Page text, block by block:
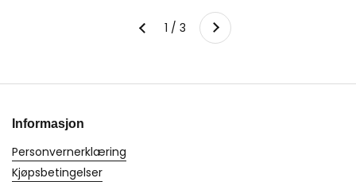
Forrige 1 / 3 Neste
Informasjon
Personvernerklæring
Kjøpsbetingelser